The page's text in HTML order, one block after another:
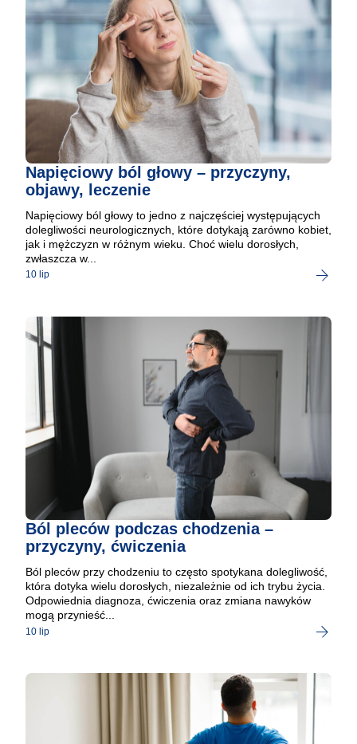
Napięciowy ból głowy – przyczyny,
objawy, leczenie
Napięciowy ból głowy to jedno z najczęściej występujących
dolegliwości neurologicznych, które dotykają zarówno kobiet,
jak i mężczyzn w różnym wieku. Choć wielu dorosłych,
zwłaszcza w...
10 lip
Ból pleców podczas chodzenia –
przyczyny, ćwiczenia
Ból pleców przy chodzeniu to często spotykana dolegliwość,
która dotyka wielu dorosłych, niezależnie od ich trybu życia.
Odpowiednia diagnoza, ćwiczenia oraz zmiana nawyków
mogą przynieść...
10 lip